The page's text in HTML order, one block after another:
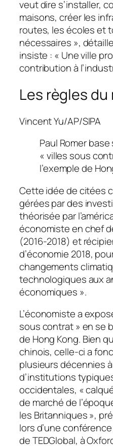
veut dire s’installer,
maisons, créer les
routes, les écoles et
nécessaires »,
insiste : « Une ville
contribution à
Les règles du
Vincent Yu/AP/SIPA
Paul Romer
« villes sous
l’exemple de
Cette idée de citées
gérées par des
théorisée par
économiste en chef
(2016-2018) et
d’économie 2018,
changements
technologiques aux
économiques ».
L’économiste a
sous contrat » en se
de Hong Kong. Bien
chinois, celle-ci a
plusieurs décennies
d’institutions
occidentales, «
de marché de
les Britanniques »,
lors d’une
de TEDGlobal, à